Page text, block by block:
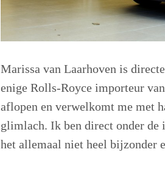
Marissa van Laarhoven is
enige Rolls-Royce importeur
aflopen en verwelkomt me met
glimlach. Ik ben direct onder de
het allemaal niet heel bijzonder